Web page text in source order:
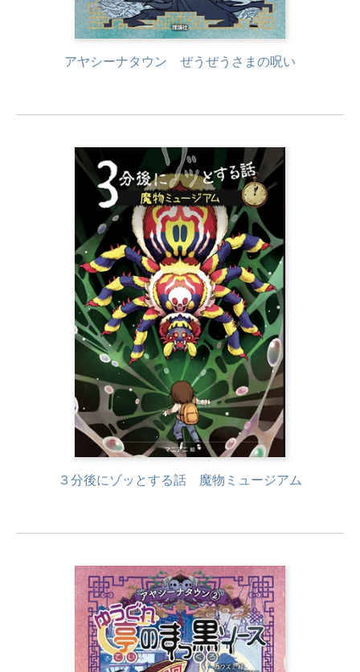
アヤシーナタウン ぜうぜうさまの呪い
３分後にゾッとする話 魔物ミュージアム